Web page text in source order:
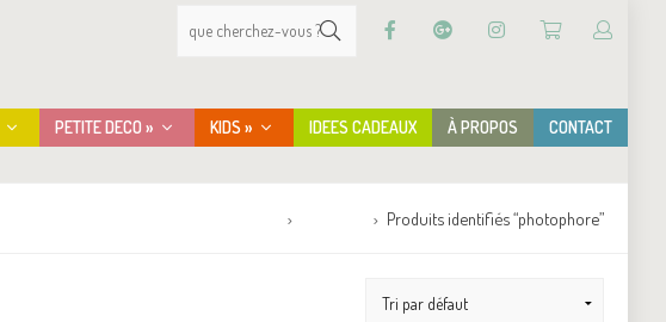
PETITE DECO » KIDS » IDEES CADEAUX À PROPOS CONTACT
Produits identifiés “photophore”